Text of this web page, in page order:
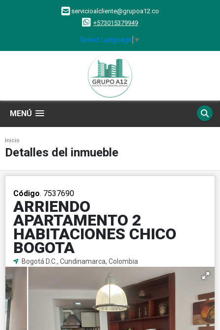
servicioalcliente@grupoa12.co
+573015379949
Select Language ▼
MENÚ
Inicio
Detalles del inmueble
Código. 7537690
ARRIENDO
APARTAMENTO 2
HABITACIONES CHICO
BOGOTA
Bogotá D.C., Cundinamarca, Colombia